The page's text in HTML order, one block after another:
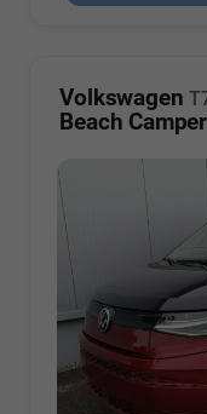
Volkswagen